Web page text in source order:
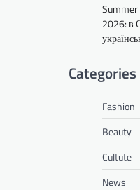
Summer
2026: в
Categories
Fashion
Beauty
Cultute
News